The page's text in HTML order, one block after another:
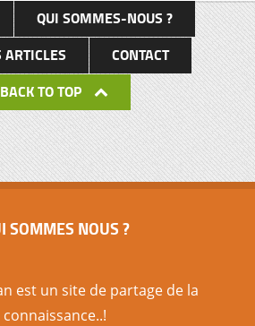
QUI SOMMES-NOUS ?
ARTICLES
CONTACT
BACK TO TOP
SOMMES NOUS ?
est un site de partage de la
connaissance..!